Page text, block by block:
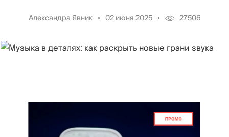
Александра Явник 02 июня 2025 27506